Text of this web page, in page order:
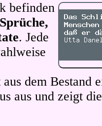
befinden
. Jede
dem Bestand
aus und zeigt